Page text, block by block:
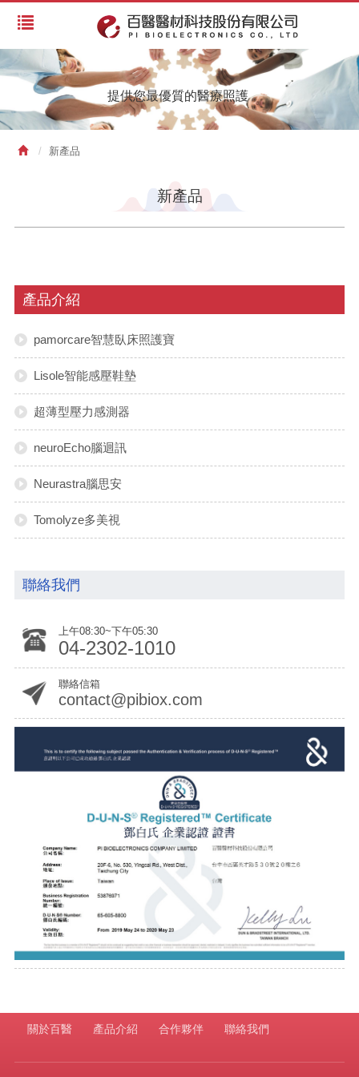
提供您最優質的醫療照護
新產品
新產品
產品介紹
pamorcare智慧臥床照護寶
Lisole智能感壓鞋墊
超薄型壓力感測器
neuroEcho腦迴訊
Neurastra腦思安
Tomolyze多美視
聯絡我們
上午08:30~下午05:30
04-2302-1010
聯絡信箱
contact@pibiox.com
關於百醫 產品介紹 合作夥伴 聯絡我們